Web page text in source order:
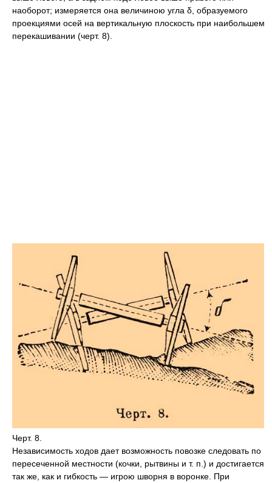
наоборот; измеряется она величиною угла δ, образуемого
проекциями осей на вертикальную плоскость при наибольшем
перекашивании (черт. 8).
Черт. 8.
Независимость ходов дает возможность повозке следовать по
пересеченной местности (кочки, рытвины и т. п.) и достигается
так же, как и гибкость — игрою шворня в воронке. При